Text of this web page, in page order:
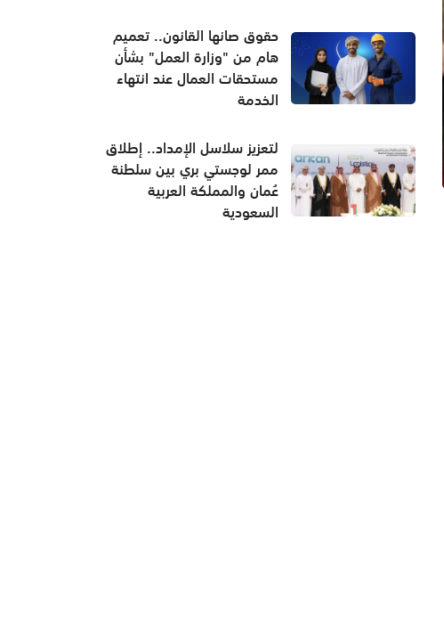
حقوق صانها القانون.. تعميم
هام من "وزارة العمل" بشأن
مستحقات العمال عند انتهاء
الخدمة
لتعزيز سلاسل الإمداد.. إطلاق
ممر لوجستي بري بين سلطنة
عُمان والمملكة العربية
السعودية